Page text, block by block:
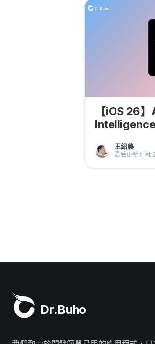
【iOS 26
王紹農
最后更新时间:
Dr.Buho